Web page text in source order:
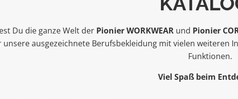
Du die ganze Welt der Pionier WORKWEARund Pionier
ausgezeichnete Berufsbekleidung mit vielen weiteren
Funktionen.
Viel Spaß beim